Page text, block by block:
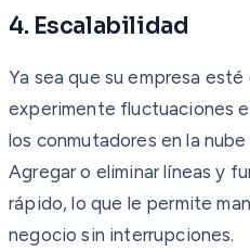
4. Escalabilidad
Ya sea que su empresa
experimente fluctuaciones
los conmutadores en la
Agregar o eliminar líneas y
rápido, lo que le permite
negocio sin interrupciones.